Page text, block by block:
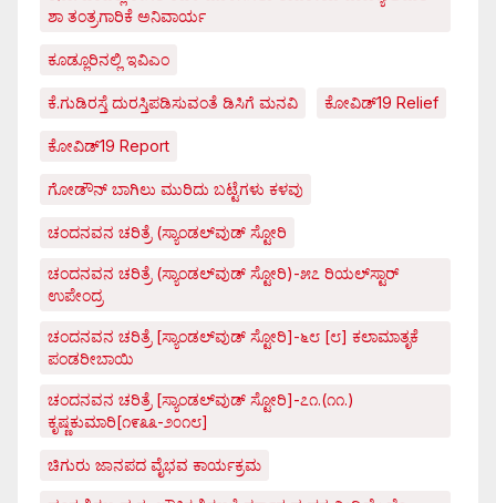
ಶಾ ತಂತ್ರಗಾರಿಕೆ ಅನಿವಾರ್ಯ
ಕೂಡ್ಲೂರಿನಲ್ಲಿ ಇವಿಎಂ
ಕೆ.ಗುಡಿರಸ್ತೆ ದುರಸ್ತಿಪಡಿಸುವಂತೆ ಡಿಸಿಗೆ ಮನವಿ ಕೋವಿಡ್‌19 Relief
ಕೋವಿಡ್‌19 Report
ಗೋಡೌನ್ ಬಾಗಿಲು ಮುರಿದು ಬಟ್ಟೆಗಳು ಕಳವು
ಚಂದನವನ ಚರಿತ್ರೆ (ಸ್ಯಾಂಡಲ್‌ವುಡ್ ಸ್ಟೋರಿ
ಚಂದನವನ ಚರಿತ್ರೆ (ಸ್ಯಾಂಡಲ್‌ವುಡ್ ಸ್ಟೋರಿ)-೫೭ ರಿಯಲ್‌ಸ್ಟಾರ್
ಉಪೇಂದ್ರ
ಚಂದನವನ ಚರಿತ್ರೆ [ಸ್ಯಾಂಡಲ್‌ವುಡ್ ಸ್ಟೋರಿ]-೬೮ [೮] ಕಲಾಮಾತೃಕೆ
ಪಂಡರೀಬಾಯಿ
ಚಂದನವನ ಚರಿತ್ರೆ [ಸ್ಯಾಂಡಲ್‌ವುಡ್ ಸ್ಟೋರಿ]-೭೧.(೧೧.)
ಕೃಷ್ಣಕುಮಾರಿ[೧೯೩೩-೨೦೧೮]
ಚಿಗುರು ಜಾನಪದ ವೈಭವ ಕಾರ್ಯಕ್ರಮ